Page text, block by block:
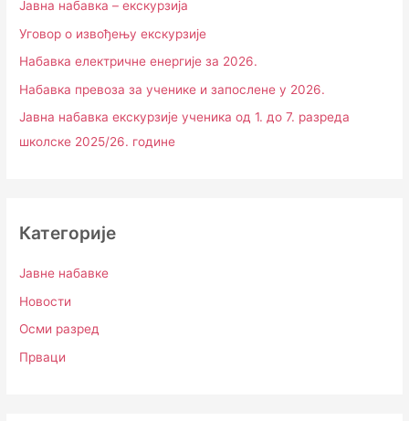
Јавна набавка – екскурзија
Уговор о извођењу екскурзије
Набавка електричне енергије за 2026.
Набавка превоза за ученике и запослене у 2026.
Јавна набавка екскурзије ученика од 1. до 7. разреда
школске 2025/26. године
Категорије
Јавне набавке
Новости
Осми разред
Прваци